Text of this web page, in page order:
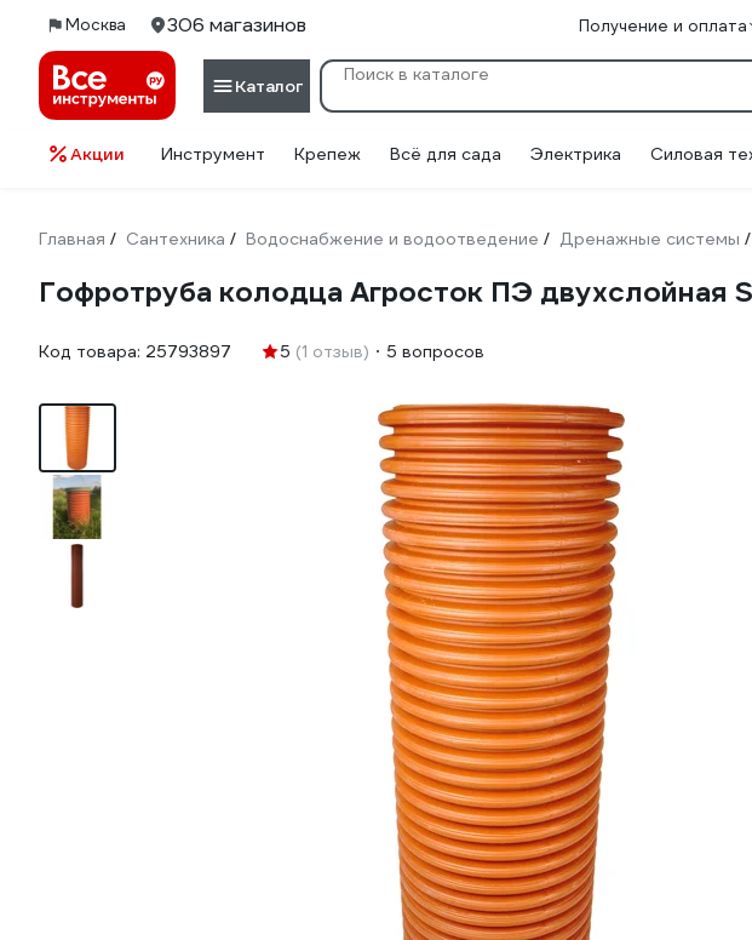
Москва 306 магазинов Получение и оплата
Каталог
Акции Инструмент Крепеж Всё для сада Электрика Силовая
Главная / Сантехника / Водоснабжение и водоотведение / Дренажные системы /
Гофротруба колодца Агросток ПЭ
Код товара: 25793897 5 (1 отзыв) 5 вопросов